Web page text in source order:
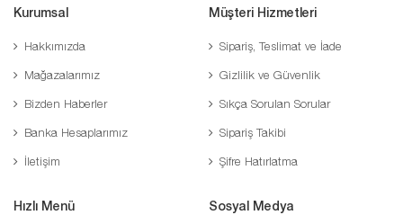
Kurumsal
Hakkımızda
Mağazalarımız
Bizden Haberler
Banka Hesaplarımız
İletişim
Müşteri Hizmetleri
Sipariş, Teslimat ve İade
Gizlilik ve Güvenlik
Sıkça Sorulan Sorular
Sipariş Takibi
Şifre Hatırlatma
Hızlı Menü Sosyal Medya